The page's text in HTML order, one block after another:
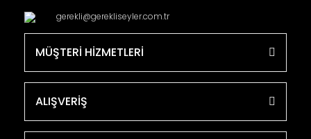
gerekli@gerekliseyler.com.tr
MÜŞTERİ HİZMETLERİ
ALIŞVERİŞ